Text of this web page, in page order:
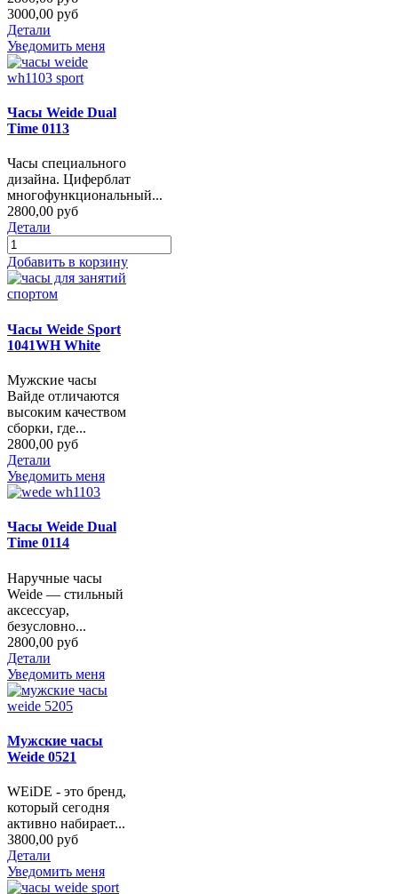
3000,00 руб
Детали
Уведомить меня
Часы Weide Dual
Time 0113
Часы специального
дизайна. Циферблат
многофункциональный...
2800,00 руб
Детали
Добавить в корзину
Часы Weide Sport
1041WH White
Мужские часы
Вайде отличаются
высоким качеством
сборки, где...
2800,00 руб
Детали
Уведомить меня
Часы Weide Dual
Time 0114
Наручные часы
Weide — стильный
аксессуар,
безусловно...
2800,00 руб
Детали
Уведомить меня
Мужские часы
Weide 0521
WEiDE - это бренд,
который сегодня
активно набирает...
3800,00 руб
Детали
Уведомить меня